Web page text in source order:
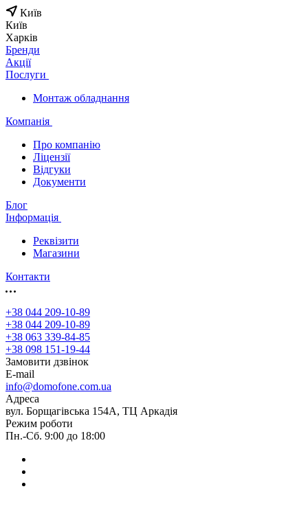
Київ
Київ
Харків
Бренди
Акції
Послуги
Монтаж обладнання
Компанія
Про компанію
Ліцензії
Відгуки
Документи
Блог
Інформація
Реквізити
Магазини
Контакти
+38 044 209-10-89
+38 044 209-10-89
+38 063 339-84-85
+38 098 151-19-44
Замовити дзвінок
E-mail
info@domofone.com.ua
Адреса
вул. Борщагівська 154А, ТЦ Аркадія
Режим роботи
Пн.-Сб. 9:00 до 18:00